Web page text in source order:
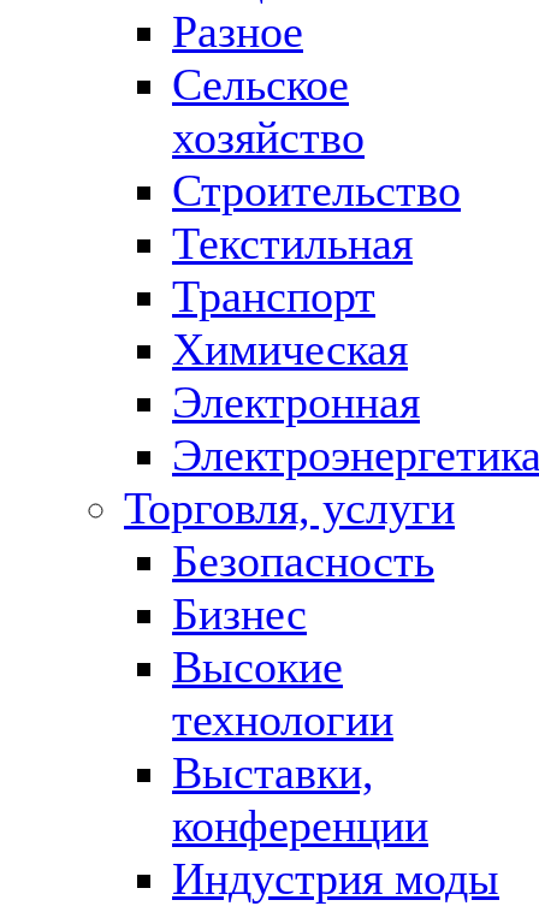
Разное
Сельское
хозяйство
Строительство
Текстильная
Транспорт
Химическая
Электронная
Торговля, услуги
Безопасность
Бизнес
Высокие
технологии
Выставки,
конференции
Индустрия моды